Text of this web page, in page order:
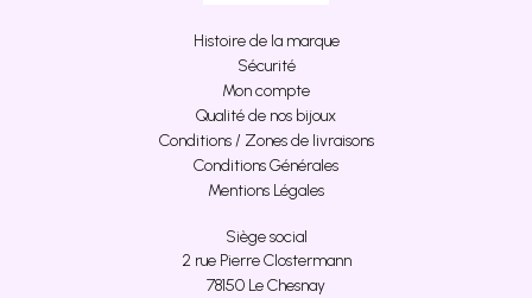
Histoire de la marque
Sécurité
Mon compte
Qualité de nos bijoux
Conditions / Zones de livraisons
Conditions Générales
Mentions Légales
Siège social
2 rue Pierre Clostermann
78150 Le Chesnay